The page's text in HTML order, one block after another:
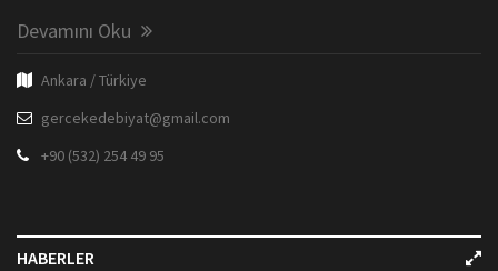
Devamını Oku
Ankara / Türkiye
gercekedebiyat@gmail.com
+90 (532) 254 49 95
HABERLER